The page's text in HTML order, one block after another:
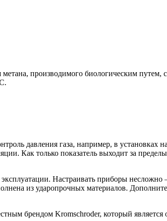
метана, производимого биологическим
давления газа, например, в
Как только показатель выходит за
Настраивать приборы несложно
из ударопрочных материалов.
брендом Kromschroder, который